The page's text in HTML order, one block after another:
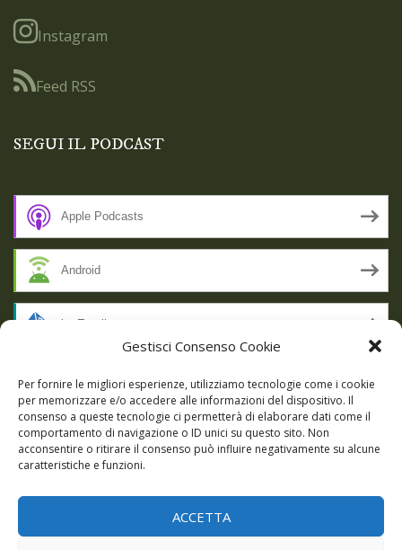
Gestisci Consenso Cookie
Per fornire le migliori esperienze, utilizziamo tecnologie come i cookie
per memorizzare e/o accedere alle informazioni del dispositivo. Il
consenso a queste tecnologie ci permetterà di elaborare dati come il
comportamento di navigazione o ID unici su questo sito. Non
acconsentire o ritirare il consenso può influire negativamente su alcune
caratteristiche e funzioni.
ACCETTA
Instagram
Feed RSS
SEGUI IL PODCAST
Apple Podcasts
Android
by Email
RSS
SSL SECURE